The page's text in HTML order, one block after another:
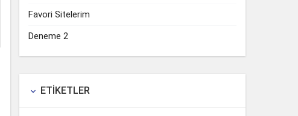
Favori Sitelerim
Deneme 2
 ETIKETLER